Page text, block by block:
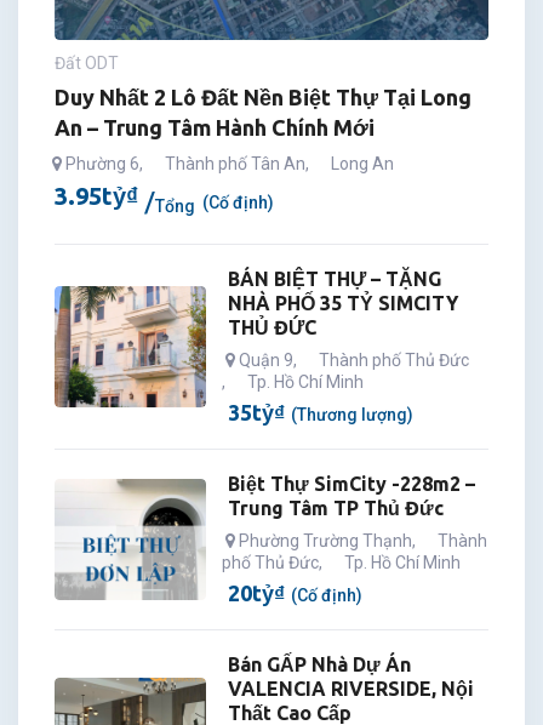
Đất ODT
Duy Nhất 2 Lô Đất Nền Biệt Thự Tại Long
An – Trung Tâm Hành Chính Mới
Phường 6, Thành phố Tân An, Long An
3.95tỷ₫ Tổng (Cố định)
BÁN BIỆT THỰ – TẶNG
NHÀ PHỐ 35 TỶ SIMCITY
THỦ ĐỨC
Quận 9,
Thành phố Thủ Đức
,
Tp. Hồ Chí Minh
35tỷ₫ (Thương lượng)
Biệt Thự SimCity -228m2 –
Trung Tâm TP Thủ Đức
Phường Trường Thạnh,
Thành
phố Thủ Đức, Tp. Hồ Chí Minh
20tỷ₫ (Cố định)
Bán GẤP Nhà Dự Án
VALENCIA RIVERSIDE, Nội
Thất Cao Cấp